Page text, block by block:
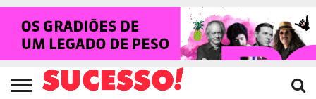
HOME
NOTÍCIAS
SHOWS
ENTREVISTAS
CLIQUES
RANKING
CROWLEY
TV
SUCESSO!
REVISTA
SUCESSO!